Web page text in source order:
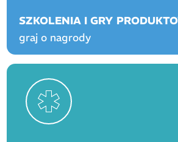
SZKOLENIA I GRY
graj o nagrody